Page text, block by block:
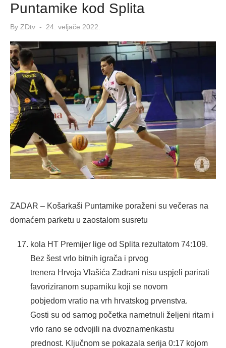
Puntamike kod Splita
By ZDtv
Posted
24. veljače 2022.
ZADAR – Košarkaši Puntamike poraženi su večeras na
domaćem parketu u zaostalom susretu
kola HT Premijer lige od Splita rezultatom 74:109.
Bez šest vrlo bitnih igrača i prvog
trenera Hrvoja Vlašića Zadrani nisu uspjeli parirati
favoriziranom suparniku koji se novom
pobjedom vratio na vrh hrvatskog prvenstva.
Gosti su od samog početka nametnuli željeni ritam i
vrlo rano se odvojili na dvoznamenkastu
prednost. Ključnom se pokazala serija 0:17 kojom